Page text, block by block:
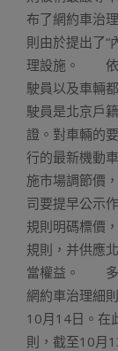
布了網約車治
則由於提出了“
理設施。 依
駛員以及車輛
駛員是北京戶
證。對車輛的
行的最新機動
施市場調節價
司要提早公示
規則明碼標價
規則，并供應
當權益。 多
網約車治理細
10月14日。在
則，截至10月